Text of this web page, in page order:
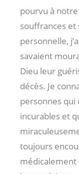
pourvu à
souffrances et
personnelle,
savaient
Dieu leur
décès. Je
personnes
incurables et
toujours
médicalement